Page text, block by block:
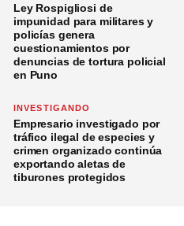
Ley Rospigliosi de
impunidad para militares y
policías genera
cuestionamientos por
denuncias de tortura policial
en Puno
INVESTIGANDO
Empresario investigado por
tráfico ilegal de especies y
crimen organizado continúa
exportando aletas de
tiburones protegidos